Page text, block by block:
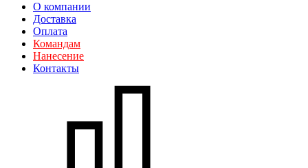
О компании
Доставка
Оплата
Командам
Нанесение
Контакты